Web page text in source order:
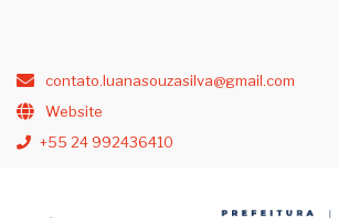
contato.luanasouzasilva@gmail.com
Website
+55 24 992436410